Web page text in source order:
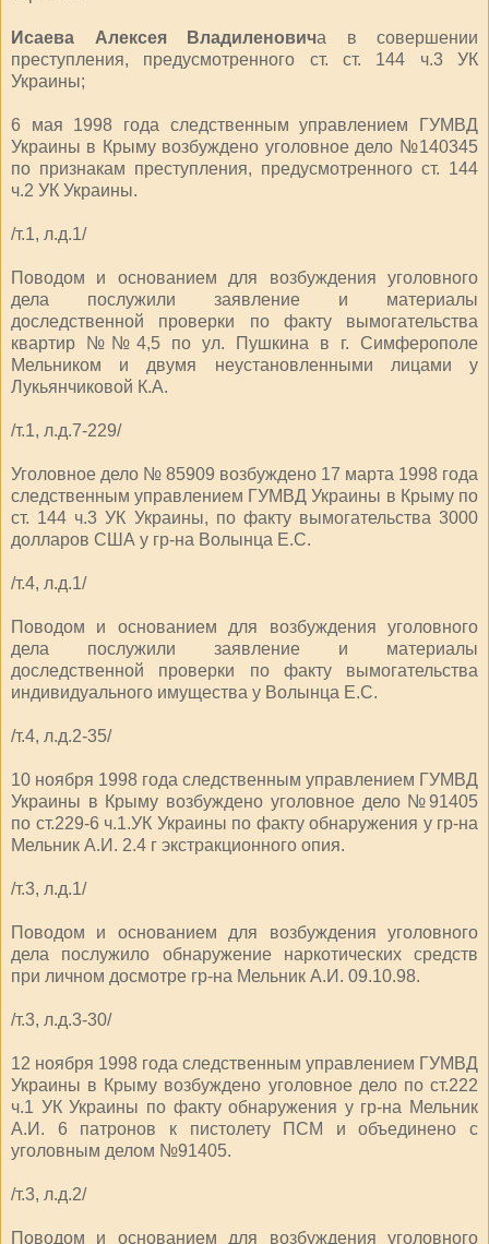
Исаева Алексея Владиленовича в совершении
преступления, предусмотренного ст. ст. 144 ч.3 УК
Украины;
6 мая 1998 года следственным управлением ГУМВД
Украины в Крыму возбуждено уголовное дело №140345
по признакам преступления, предусмотренного ст. 144
ч.2 УК Украины.
/т.1, л.д.1/
Поводом и основанием для возбуждения уголовного
дела послужили заявление и материалы
доследственной проверки по факту вымогательства
квартир №№4,5 по ул. Пушкина в г. Симферополе
Мельником и двумя неустановленными лицами у
Лукьянчиковой К.А.
/т.1, л.д.7-229/
Уголовное дело № 85909 возбуждено 17 марта 1998 года
следственным управлением ГУМВД Украины в Крыму по
ст. 144 ч.3 УК Украины, по факту вымогательства 3000
долларов США у гр-на Волынца Е.С.
/т.4, л.д.1/
Поводом и основанием для возбуждения уголовного
дела послужили заявление и материалы
доследственной проверки по факту вымогательства
индивидуального имущества у Волынца Е.С.
/т.4, л.д.2-35/
10 ноября 1998 года следственным управлением ГУМВД
Украины в Крыму возбуждено уголовное дело №91405
по ст.229-6 ч.1.УК Украины по факту обнаружения у гр-на
Мельник А.И. 2.4 г экстракционного опия.
/т.3, л.д.1/
Поводом и основанием для возбуждения уголовного
дела послужило обнаружение наркотических средств
при личном досмотре гр-на Мельник А.И. 09.10.98.
/т.3, л.д.3-30/
12 ноября 1998 года следственным управлением ГУМВД
Украины в Крыму возбуждено уголовное дело по ст.222
ч.1 УК Украины по факту обнаружения у гр-на Мельник
А.И. 6 патронов к пистолету ПСМ и объединено с
уголовным делом №91405.
/т.3, л.д.2/
Поводом и основанием для возбуждения уголовного